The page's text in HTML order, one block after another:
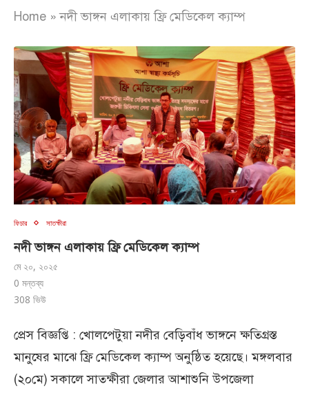
Home »নদী ভাঙ্গন এলাকায় ফ্রি মেডিকেল ক্যাম্প
ফিচার সাতক্ষীরা
নদী ভাঙ্গন এলাকায় ফ্রি মেডিকেল ক্যাম্প
মে ২০, ২০২৫
0 মন্তব্য
308 ভিউ
প্রেস বিজ্ঞপ্তি : খোলপেটুয়া নদীর বেড়িবাঁধ ভাঙ্গনে ক্ষতিগ্রস্ত
মানুষের মাঝে ফ্রি মেডিকেল ক্যাম্প অনুষ্ঠিত হয়েছে। মঙ্গলবার
(২০মে) সকালে সাতক্ষীরা জেলার আশাশুনি উপজেলা